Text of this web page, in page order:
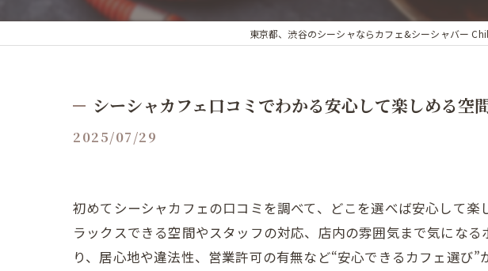
東京都、渋谷のシーシャならカフェ&シーシャバー
シーシャカフェ口コミでわかる安心して楽しめる空
2025/07/29
初めてシーシャカフェの口コミを調べて、どこを選べば安心して
ラックスできる空間やスタッフの対応、店内の雰囲気まで気にな
り、居心地や違法性、営業許可の有無など“安心できるカフェ選び